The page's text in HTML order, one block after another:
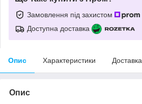
Замовлення під захистом
Доступна доставка
Опис Характеристики Доставка
Опис